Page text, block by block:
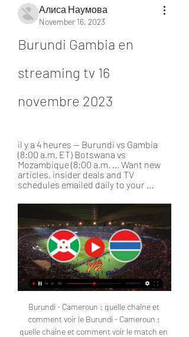
Алиса Наумова
November 16, 2023
Burundi Gambia en
streaming tv 16
novembre 2023
il y a 4 heures — Burundi vs Gambia
(8:00 a.m. ET) Botswana vs
Mozambique (8:00 a.m. ... Want new
articles, insider deals and TV
schedules emailed daily to your ...
Burundi - Cameroun : quelle chaîne et
comment voir le Burundi - Cameroun :
quelle chaîne et comment voir le match en